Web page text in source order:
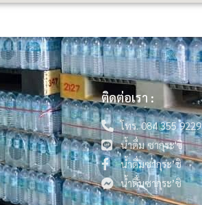
ติดต่อเรา :
โทร. 084 355 9229
น้ำดื่ม ซากุระ'ชิ
น้ำดื่มซากุระ’ชิ
น้ำดื่มซากุระ’ชิ